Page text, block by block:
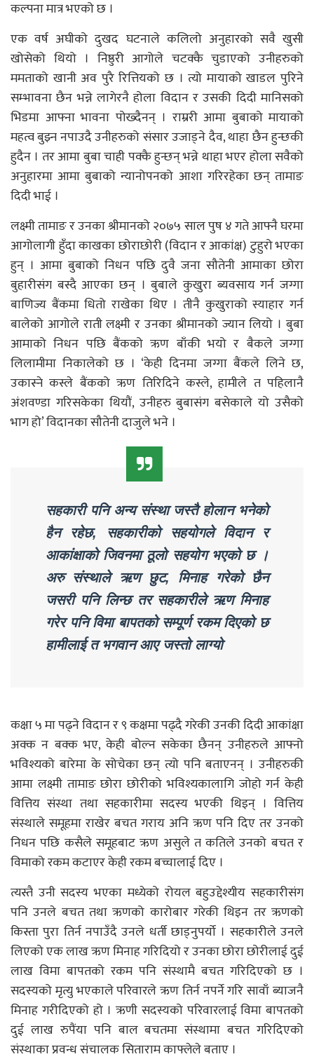
कल्पना मात्र भएको छ ।
एक वर्ष अघीको दुखद घटनाले कलिलो अनुहारको सवै खुसी
खोसेको थियो । निष्ठुरी आगोले चटक्कै चुडाएको उनीहरुको
ममताको खानी अव पुरै रित्तियको छ । त्यो मायाको खाडल पुरिने
सम्भावना छैन भन्ने लागेरनै होला विदान र उसकी दिदी मानिसको
भिडमा आफ्ना भावना पोख्दैनन् । राम्ररी आमा बुबाको मायाको
महत्व बुझ्न नपाउदै उनीहरुको संसार उजाड्ने दैव, थाहा छैन हुन्छकी
हुदैन । तर आमा बुबा चाही पक्कै हुन्छन् भन्ने थाहा भएर होला सवैको
अनुहारमा आमा बुबाको न्यानोपनको आशा गरिरहेका छन् तामाङ
दिदी भाई ।
लक्ष्मी तामाङ र उनका श्रीमानको २०७५ साल पुष ४ गते आफ्नै घरमा
आगोलागी हुँदा काखका छोराछोरी (विदान र आकांक्ष) टुहुरो भएका
हुन् । आमा बुबाको निधन पछि दुवै जना सौतेनी आमाका छोरा
बुहारीसंग बस्दै आएका छन् । बुबाले कुखुरा ब्यवसाय गर्न जग्गा
बाणिज्य बैंकमा धितो राखेका थिए । तीनै कुखुराको स्याहार गर्न
बालेको आगोले राती लक्ष्मी र उनका श्रीमानको ज्यान लियो । बुबा
आमाको निधन पछि बैंकको ऋण बाँकी भयो र बैकले जग्गा
लिलामीमा निकालेको छ । ‘केही दिनमा जग्गा बैंकले लिने छ,
उकास्ने कस्ले बैंकको ऋण तिरिदिने कस्ले, हामीले त पहिलानै
अंशवण्डा गरिसकेका थियौं, उनीहरु बुबासंग बसेकाले यो उसैको
भाग हो’ विदानका सौतेनी दाजुले भने ।
सहकारी पनि अन्य संस्था जस्तै होलान भनेको
हैन रहेछ, सहकारीको सहयोगले विदान र
आकांक्षाको जिवनमा ठूलो सहयोग भएको छ ।
अरु संस्थाले ऋण छुट, मिनाह गरेको छैन
जसरी पनि लिन्छ तर सहकारीले ऋण मिनाह
गरेर पनि विमा बापतको सम्पूर्ण रकम दिएको छ
हामीलाई त भगवान आए जस्तो लाग्यो
कक्षा ५ मा पढ्ने विदान र ९ कक्षमा पढ्दै गरेकी उनकी दिदी आकांक्षा
अक्क न बक्क भए, केही बोल्न सकेका छैनन् उनीहरुले आफ्नो
भविश्यको बारेमा के सोचेका छन् त्यो पनि बताएनन् । उनीहरुकी
आमा लक्ष्मी तामाङ छोरा छोरीको भविश्यकालागि जोहो गर्न केही
वित्तिय संस्था तथा सहकारीमा सदस्य भएकी थिइन् । वित्तिय
संस्थाले समूहमा राखेर बचत गराय अनि ऋण पनि दिए तर उनको
निधन पछि कसैले समूहबाट ऋण असुले त कतिले उनको बचत र
विमाको रकम कटाएर केही रकम बच्चालाई दिए ।
त्यस्तै उनी सदस्य भएका मध्येको रोयल बहुउद्देश्यीय सहकारीसंग
पनि उनले बचत तथा ऋणको कारोबार गरेकी थिइन तर ऋणको
किस्ता पुरा तिर्न नपाउँदै उनले धर्ती छाड्नुपर्यो । सहकारीले उनले
लिएको एक लाख ऋण मिनाह गरिदियो र उनका छोरा छोरीलाई दुई
लाख विमा बापतको रकम पनि संस्थामै बचत गरिदिएको छ ।
सदस्यको मृत्यु भएकाले परिवारले ऋण तिर्न नपर्ने गरि सावाँ ब्याजनै
मिनाह गरीदिएको हो । ऋणी सदस्यको परिवारलाई विमा बापतको
दुई लाख रुपैंया पनि बाल बचतमा संस्थामा बचत गरिदिएको
संस्थाका प्रवन्ध संचालक सिताराम काफ्लेले बताए ।